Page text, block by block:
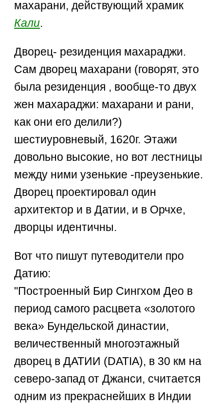
махарани, действующий храмик
Кали.
Дворец- резиденция махараджи.
Сам дворец махарани (говорят, это
была резиденция , вообще-то двух
жен махараджи: махарани и рани,
как они его делили?)
шестиуровневый, 1620г. Этажи
довольно высокие, но вот лестницы
между ними узенькие -преузенькие.
Дворец проектировал один
архитектор и в Датии, и в Орчхе,
дворцы идентичны.
Вот что пишут путеводители про
Датию:
"Построенный Бир Сингхом Део в
период самого расцвета «золотого
века» Бундельской династии,
величественный многоэтажный
дворец в ДАТИИ (DATIA), в 30 км на
северо-запад от Джанси, считается
одним из прекраснейших в Индии